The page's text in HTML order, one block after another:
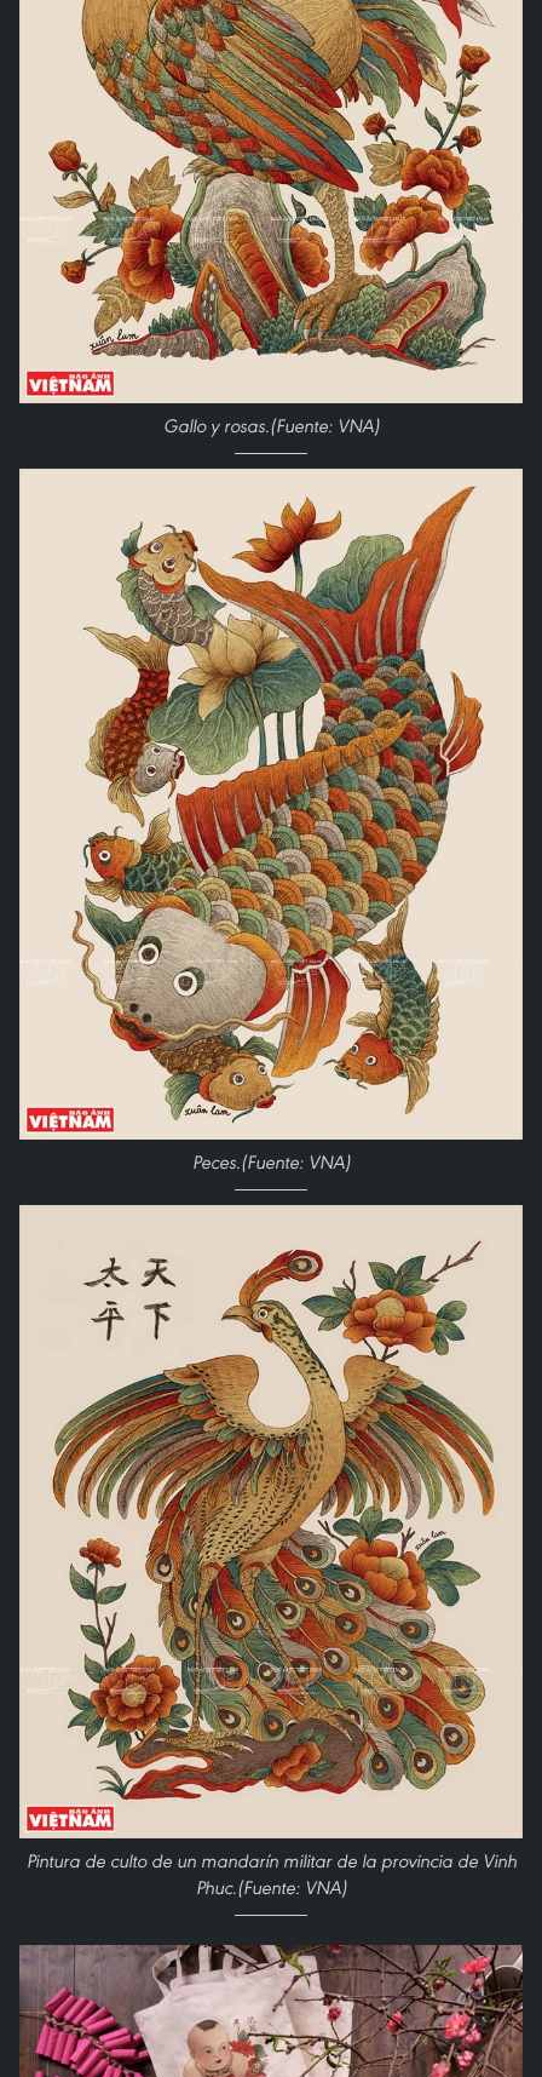
Gallo y rosas.(Fuente: VNA)
Peces.(Fuente: VNA)
Pintura de culto de un mandarín militar de la provincia de Vinh
Phuc.(Fuente: VNA)